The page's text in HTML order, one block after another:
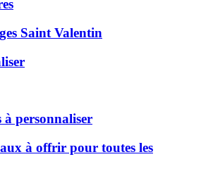
Saint Valentin
personnaliser
à offrir pour toutes les